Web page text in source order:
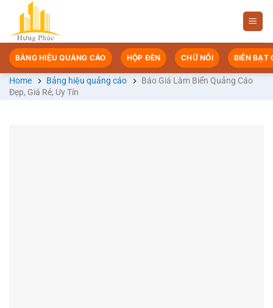
Chuyển
nội
dung
BẢNG HIỆU QUẢNG CÁO HỘP ĐÈN CHỮ NỔI BIỂN BẠT
Home Bảng hiệu quảng cáo
Báo Giá Làm Biển Quảng Cáo
Đẹp, Giá Rẻ, Uy Tín